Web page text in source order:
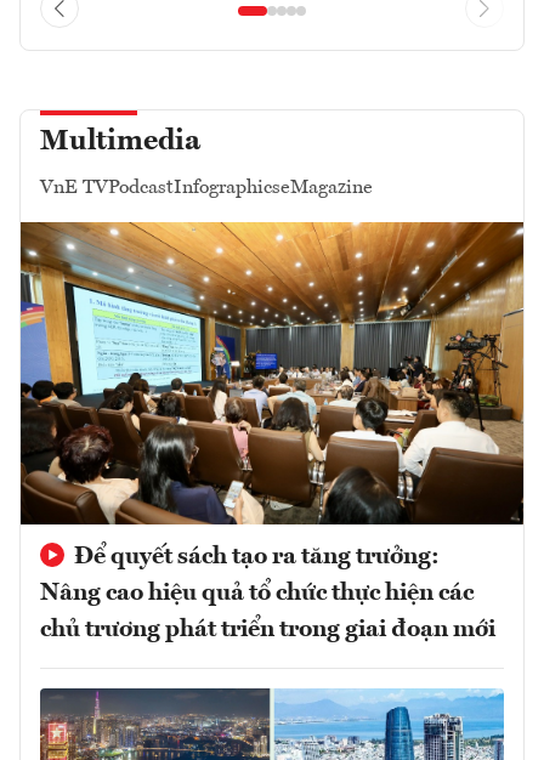
Multimedia
VnE TVPodcastInfographicseMagazine
Để quyết sách tạo ra tăng trưởng:
Nâng cao hiệu quả tổ chức thực hiện các
chủ trương phát triển trong giai đoạn mới